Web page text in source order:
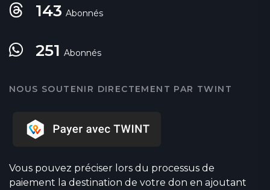
143 Abonnés
251 Abonnés
NOUS SOUTENIR DIRECTEMENT PAR TWINT
Vous pouvez préciser lors du processus de
paiement la destination de votre don en ajoutant